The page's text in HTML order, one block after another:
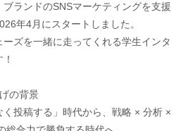
ランドのSNSマーケティングを支援
年4月にスタートしました。
ーズを一緒に走ってくれる学生インタ
の背景
く投稿する」時代から、戦略 × 分析 ×